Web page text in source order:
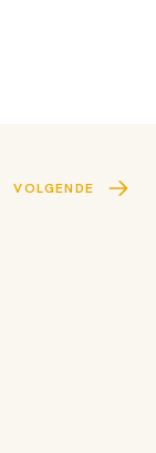
VOLGENDE